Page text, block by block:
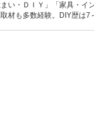
まい・ＤＩＹ」「家具・
材も多数経験。DIY歴は